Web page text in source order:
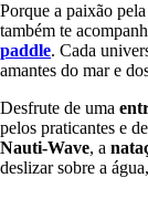
Porque a paixão
também te
paddle. Cada
amantes do mar e
Desfrute de uma
pelos praticantes e
Nauti-Wave, a
deslizar sobre a